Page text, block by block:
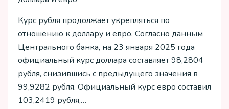
Курс рубля продолжает укрепляться по
отношению к доллару и евро. Согласно данным
Центрального банка, на 23 января 2025 года
официальный курс доллара составляет 98,2804
рубля, снизившись с предыдущего значения в
99,9282 рубля. Официальный курс евро составил
103,2419 рубля,…